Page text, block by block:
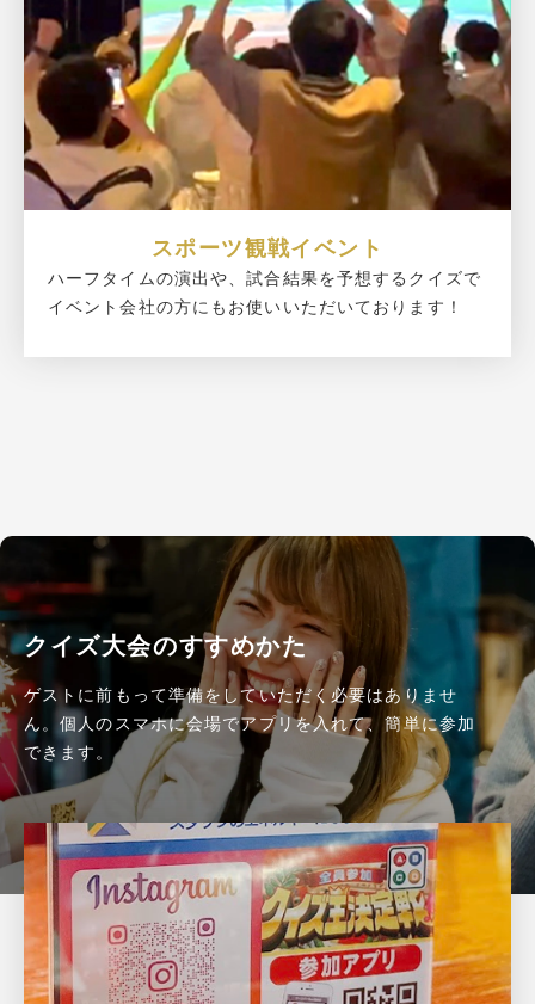
スポーツ観戦イベント
ハーフタイムの演出や、試合結果を予想するクイズで
イベント会社の方にもお使いいただいております！
クイズ大会のすすめかた
ゲストに前もって準備をしていただく必要はありませ
ん。個人のスマホに会場でアプリを入れて、簡単に参加
できます。